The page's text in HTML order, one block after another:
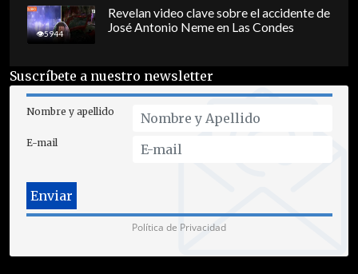
5944
Revelan video clave sobre el accidente de
José Antonio Neme en Las Condes
Suscríbete a nuestro newsletter
Nombre y apellido
E-mail
Política de Privacidad